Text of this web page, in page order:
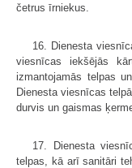
četrus īrniekus.
16. Dienesta
viesnīcas iekšējās
izmantojamās telpas
Dienesta viesnīcas
durvis un gaismas
17. Dienesta
telpas, kā arī sanitāri